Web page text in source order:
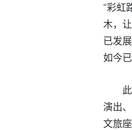
“彩虹
木，
已发
如今
演出
文旅